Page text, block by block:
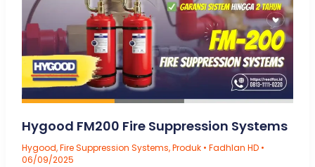
Hygood FM200 Fire Suppression Systems
Hygood,Fire Suppression Systems,Produk• Fadhlan HD •
06/09/2025